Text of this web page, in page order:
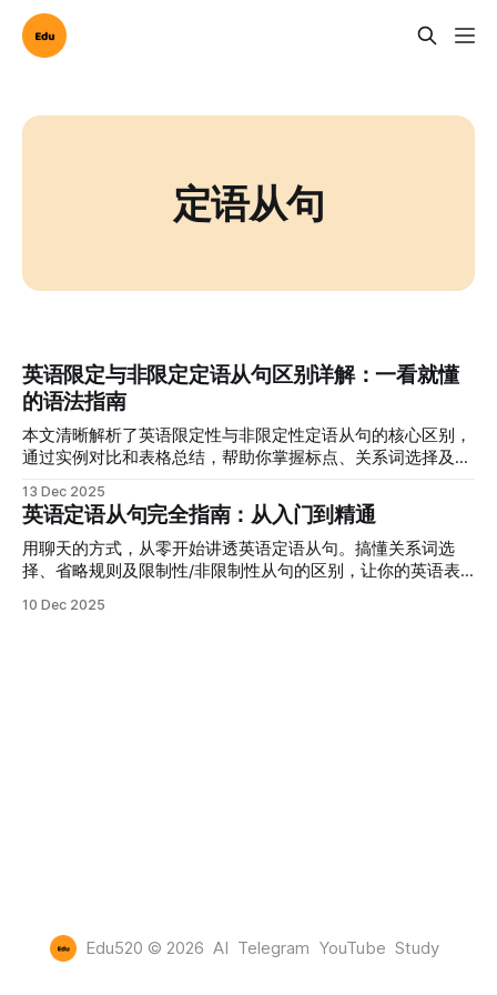
定语从句
英语限定与非限定定语从句区别详解：一看就懂
的语法指南
本文清晰解析了英语限定性与非限定性定语从句的核心区别，
通过实例对比和表格总结，帮助你掌握标点、关系词选择及实
13 Dec 2025
英语定语从句完全指南：从入门到精通
用聊天的方式，从零开始讲透英语定语从句。搞懂关系词选
择、省略规则及限制性/非限制性从句的区别，让你的英语表
10 Dec 2025
Edu520 © 2026 AI Telegram YouTube Study